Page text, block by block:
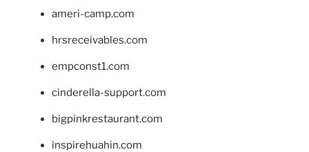
ameri-camp.com
hrsreceivables.com
empconst1.com
cinderella-support.com
bigpinkrestaurant.com
inspirehuahin.com